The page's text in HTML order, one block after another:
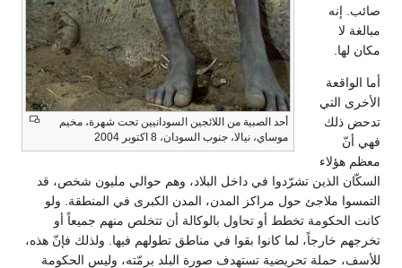
أحد الصبية من اللائجين السودانيين تحت شهرة، مخيم
موساي، نيالا، جنوب السودان، 8 اكتوبر 2004
صائب. إنه
مبالغة لا
مكان لها.
أما الواقعة
الأخرى التي
تدحض ذلك
فهي أنّ
معظم هؤلاء
السكّان الذين تشرّدوا في داخل البلاد، وهم حوالي مليون شخص، قد
التمسوا ملاجئ حول مراكز المدن، المدن الكبرى في المنطقة. ولو
كانت الحكومة تخطط أو تحاول بالوكالة أن تتخلص منهم جميعاً أو
تخرجهم خارجاً، لما كانوا بقوا في مناطق تطولهم فيها. ولذلك فإنّ هذه،
للأسف، حملة تحريضية تستهدف صورة البلد برمّته، وليس الحكومة